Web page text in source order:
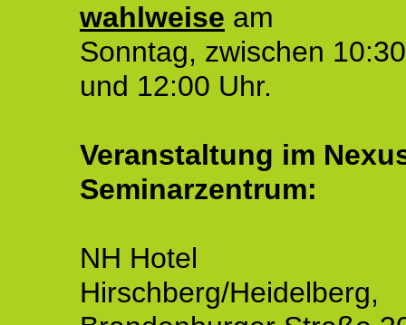
wahlweise am
Sonntag, zwischen
und 12:00 Uhr.
Veranstaltung im
Seminarzentrum:
NH Hotel
Hirschberg/Heidelberg,